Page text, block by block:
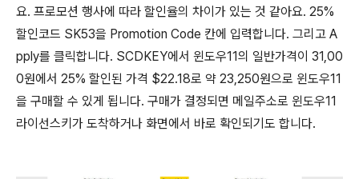
요. 프로모션 행사에 따라 할인율의 차이가 있는 것 같아요. 25%
할인코드 SK53을 Promotion Code 칸에 입력합니다. 그리고 A
pply를 클릭합니다. SCDKEY에서 윈도우11의 일반가격이 31,00
0원에서 25% 할인된 가격 $22.18로 약 23,250원으로 윈도우11
을 구매할 수 있게 됩니다. 구매가 결정되면 메일주소로 윈도우11
라이선스키가 도착하거나 화면에서 바로 확인되기도 합니다.